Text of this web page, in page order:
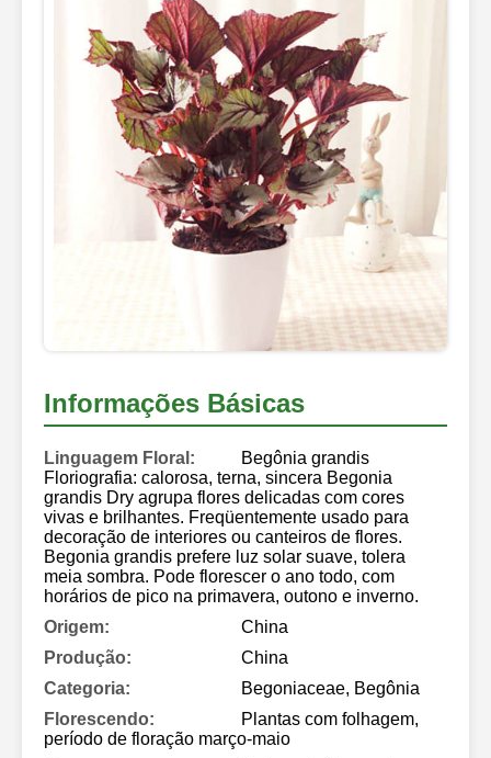
Informações Básicas
Linguagem Floral:
Begônia grandis
Floriografia: calorosa, terna, sincera Begonia
grandis Dry agrupa flores delicadas com cores
vivas e brilhantes. Freqüentemente usado para
decoração de interiores ou canteiros de flores.
Begonia grandis prefere luz solar suave, tolera
meia sombra. Pode florescer o ano todo, com
horários de pico na primavera, outono e inverno.
Origem:
China
Produção:
China
Categoria:
Begoniaceae, Begônia
Florescendo:
Plantas com folhagem,
período de floração março-maio